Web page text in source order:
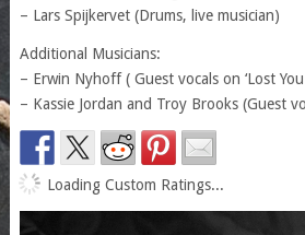
– Lars Spijkervet (Drums, live musician)
Additional Musicians:
– Erwin Nyhoff ( Guest vocals on ‘Lost
– Kassie Jordan and Troy Brooks (Guest
Loading Custom Ratings...